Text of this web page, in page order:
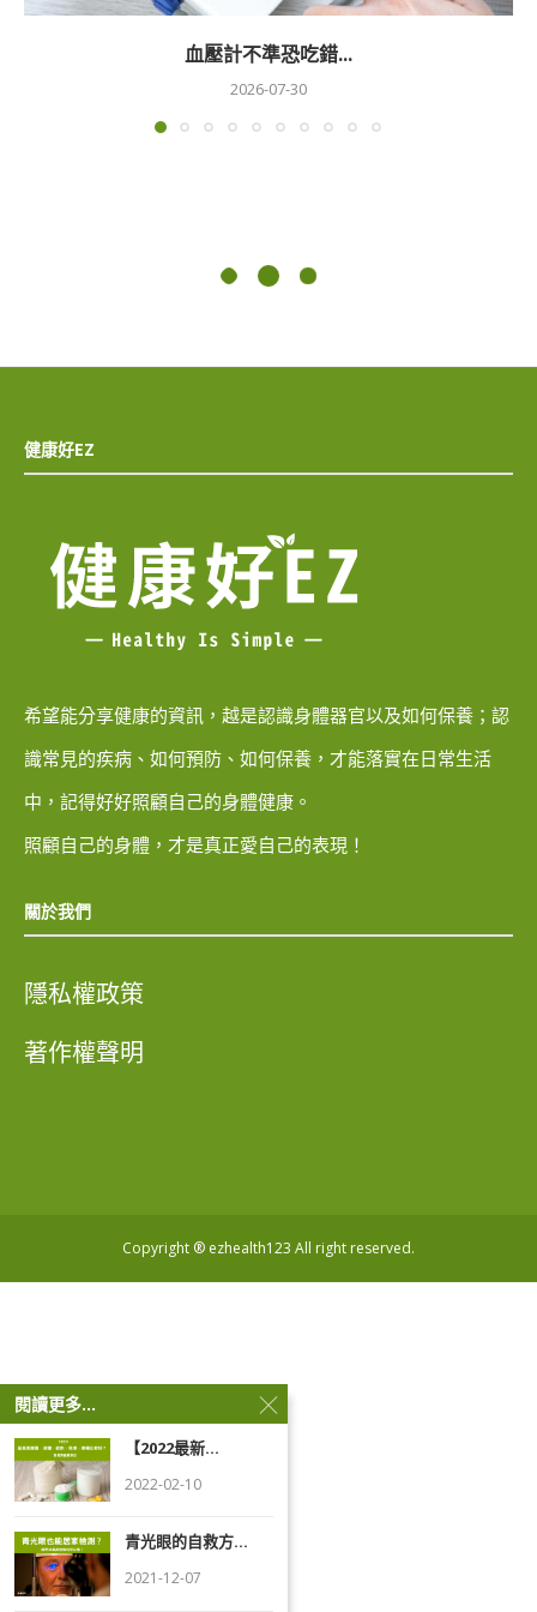
血壓計不準恐吃錯...
2026-07-30
健康好EZ
希望能分享健康的資訊，越是認識身體器官以及如何保養；認
識常見的疾病、如何預防、如何保養，才能落實在日常生活
中，記得好好照顧自己的身體健康。
照顧自己的身體，才是真正愛自己的表現！
關於我們
隱私權政策
著作權聲明
Copyright ® ezhealth123 All right reserved.
閱讀更多...
【2022最新...
2022-02-10
青光眼的自救方...
2021-12-07